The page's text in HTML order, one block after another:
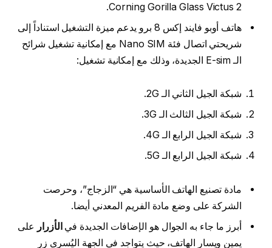
Corning Gorilla Glass Victus 2.
هاتف أوبو فايند إكس 8 برو يدعم ميزة التشغيل استناداً إلى
شريحتي اتصال فئة Nano SIM مع إمكانية تشغيل شرائح
الـ E-sim الجديدة، وذلك مع إمكانية تشغيل:
شبكة الجيل الثاني الـ 2G.
شبكة الجيل الثالث الـ 3G.
شبكة الجيل الرابع الـ 4G.
شبكة الجيل الرابع الـ 5G.
مادة تصنيع الهاتف الأساسية هي “الزجاج”، وحرصت
الشركة على وضع مادة الفريم المعدني أيضا.
أبرز ما جاء به الجوال هو الإضافات الجديدة فيالأزرار على
يمين ويسار الهاتف، حيث يتواجد في الجِهة اليُسرى زر